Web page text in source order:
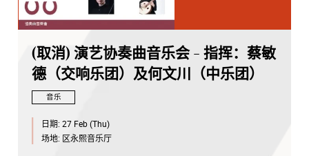
(取消) 演艺协奏曲音乐会 - 指挥：蔡敏
德（交响乐团）及何文川（中乐团）
音乐
日期: 27 Feb (Thu)
场地: 区永熙音乐厅